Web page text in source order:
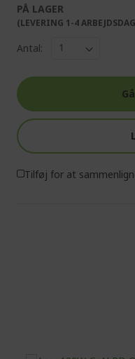
PÅ LAGER
(LEVERING 1-4
Antal:
Tilføj for at